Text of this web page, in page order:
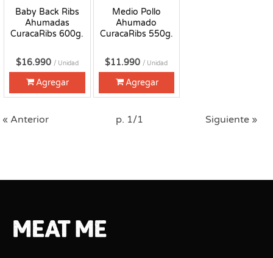
Baby Back Ribs
Ahumadas
CuracaRibs 600g.
$16.990 / Unidad
Agregar
Medio Pollo
Ahumado
CuracaRibs 550g.
$11.990 / Unidad
Agregar
« Anterior p. 1/1 Siguiente »